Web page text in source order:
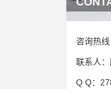
咨询热线
联系人：
Q Q：